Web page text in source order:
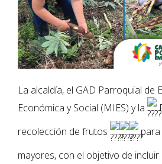
La alcaldía, el GAD Parroquial de
Económica y Social (MIES) y la
recolección de frutos
para
mayores, con el objetivo de